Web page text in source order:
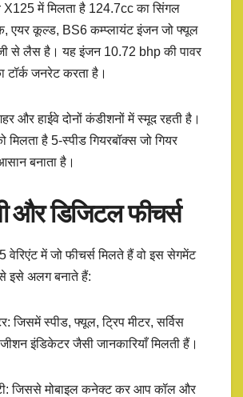
में मिलता है 124.7cc का सिंगल
एयर कूल्ड, BS6 कम्प्लायंट इंजन जो फ्यूल
से लैस है। यह इंजन 10.72 bhp की पावर
जनरेट करता है।
और हाईवे दोनों कंडीशनों में स्मूद रहती है।
है 5-स्पीड गियरबॉक्स जो गियर
बनाता है।
और डिजिटल फीचर्स
में जो फीचर्स मिलते हैं वो इस सेगमेंट
इसे अलग बनाते हैं:
जिसमें स्पीड, फ्यूल, ट्रिप मीटर, सर्विस
इंडिकेटर जैसी जानकारियाँ मिलती हैं।
जिससे मोबाइल कनेक्ट कर आप कॉल और